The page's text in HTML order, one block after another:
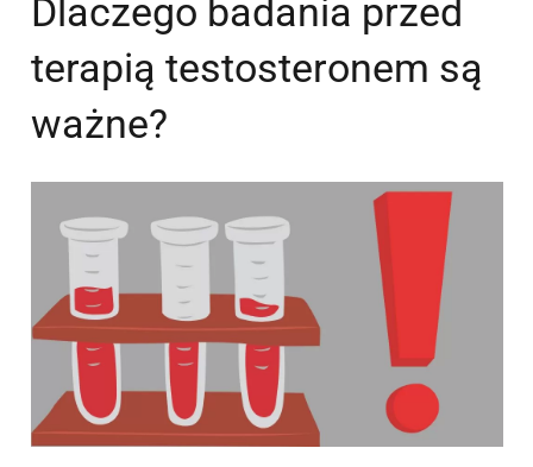
Dlaczego badania przed
terapią testosteronem są
ważne?